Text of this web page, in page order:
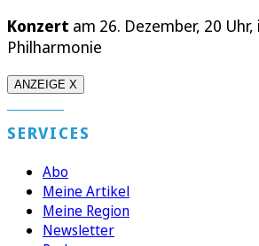
Konzert am 26. Dezember, 20 Uhr,
Philharmonie
ANZEIGE X
SERVICES
Abo
Meine Artikel
Meine Region
Newsletter